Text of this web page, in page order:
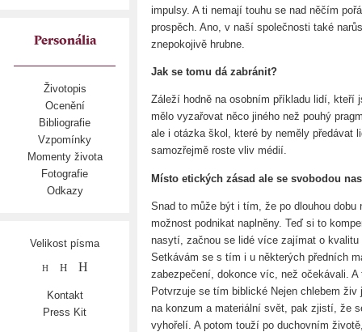
Personália
Životopis
Ocenění
Bibliografie
Vzpomínky
Momenty života
Fotografie
Odkazy
Velikost písma
H H H
Kontakt
Press Kit
impulsy. A ti nemají touhu se nad něčím
prospěch. Ano, v naší společnosti také
znepokojivě hrubne.
Jak se tomu dá zabránit?
Záleží hodně na osobním příkladu lidí, kteří
mělo vyzařovat něco jiného než pouhý
ale i otázka škol, které by neměly předávat
samozřejmě roste vliv médií.
Místo etických zásad ale se svobodou
Snad to může být i tím, že po dlouhou
možnost podnikat naplněny. Teď si to
nasytí, začnou se lidé více zajímat o kvalitu
Setkávám se s tím i u některých předních
zabezpečení, dokonce víc, než očekávali.
Potvrzuje se tím biblické Nejen chlebem
na konzum a materiální svět, pak zjistí, že
vyhořelí. A potom touží po duchovním